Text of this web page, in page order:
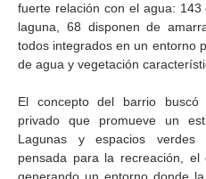
fuerte relación con el agua:
laguna, 68 disponen de
todos integrados en un entorno
de agua y vegetación
El concepto del barrio buscó
privado que promueve un
Lagunas y espacios verdes
pensada para la recreación, el